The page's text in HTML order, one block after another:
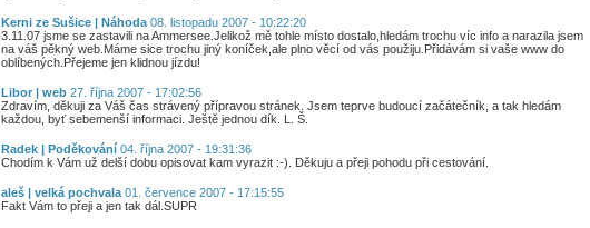
Kerni ze Sušice | Náhoda 08. listopadu 2007 - 10:22:20
3.11.07 jsme se zastavili na Ammersee.Jelikož mě tohle místo dostalo,hledám trochu víc info a narazila jsem
na váš pěkný web.Máme sice trochu jiný koníček,ale plno věcí od vás použiju.Přidávám si vaše www do
oblíbených.Přejeme jen klidnou jízdu!
Libor | web 27. října 2007 - 17:02:56
Zdravím, děkuji za Váš čas strávený přípravou stránek. Jsem teprve budoucí začátečník, a tak hledám
každou, byť sebemenší informaci. Ještě jednou dík. L. Š.
Radek | Poděkování 04. října 2007 - 19:31:36
Chodím k Vám už delší dobu opisovat kam vyrazit :-). Děkuju a přeji pohodu při cestování.
aleš | velká pochvala 01. července 2007 - 17:15:55
Fakt Vám to přeji a jen tak dál.SUPR